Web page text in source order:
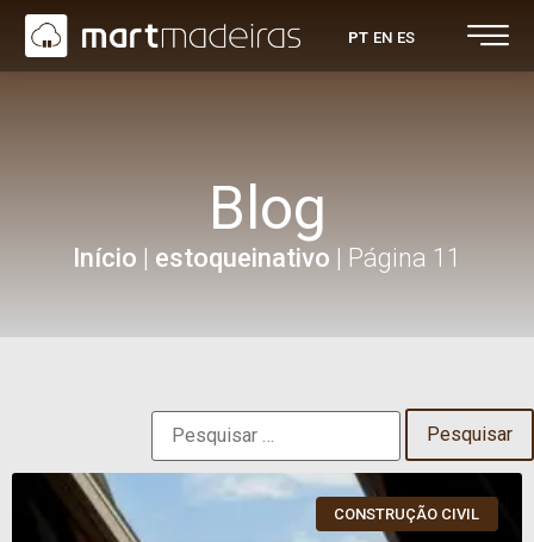
PT EN ES
Blog
Início | estoqueinativo | Página 11
CONSTRUÇÃO CIVIL